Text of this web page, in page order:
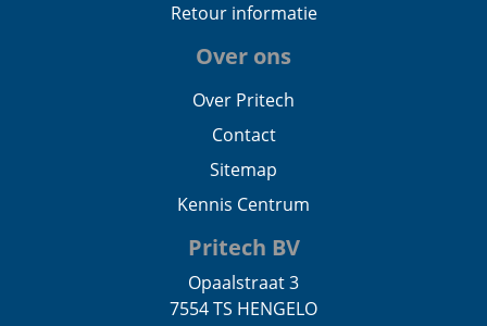
Retour informatie
Over ons
Over Pritech
Contact
Sitemap
Kennis Centrum
Pritech BV
Opaalstraat 3
7554 TS HENGELO